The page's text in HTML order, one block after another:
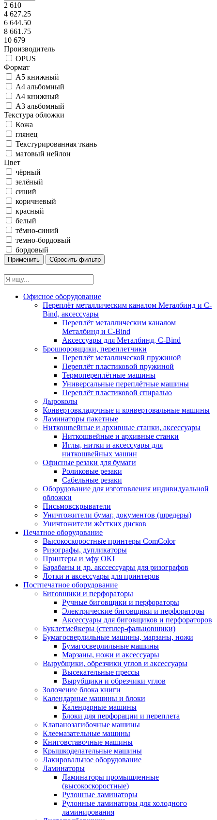
2 610
4 627.25
6 644.50
8 661.75
10 679
Производитель
OPUS
Формат
А5 книжный
А4 альбомный
А4 книжный
А3 альбомный
Текстура обложки
Кожа
глянец
Текстурированная ткань
матовый нейлон
Цвет
чёрный
зелёный
синий
коричневый
красный
белый
тёмно-синий
темно-бордовый
бордовый
Офисное оборудование
Переплёт металлическим каналом Металбинд и C-
Bind, аксессуары
Переплёт металлическим каналом
Металбинд и C-Bind
Аксессуары для Металбинд, C-Bind
Брошюровщики, переплетчики
Переплёт металлической пружиной
Переплёт пластиковой пружиной
Термопереплётные машины
Универсальные переплётные машины
Переплёт пластиковой спиралью
Дыроколы
Конвертовкладочные и конвертовальные машины
Ламинаторы пакетные
Ниткошвейные и архивные станки, аксессуары
Ниткошвейные и архивные станки
Иглы, нитки и аксессуары для
ниткошвейных машин
Офисные резаки для бумаги
Роликовые резаки
Сабельные резаки
Оборудование для изготовления индивидуальной
обложки
Письмовскрыватели
Уничтожители бумаг, документов (шредеры)
Уничтожители жёстких дисков
Печатное оборудование
Высокоскоростные принтеры ComColor
Ризографы, дупликаторы
Принтеры и мфу OKI
Барабаны и др. акссессуары для ризографов
Лотки и аксессуары для принтеров
Постпечатное оборудование
Биговщики и перфораторы
Ручные биговщики и перфораторы
Электрические биговщики и перфораторы
Аксессуары для биговщиков и перфораторов
Буклетмейкеры (степлер-фальцовщики)
Бумагосверлильные машины, марзаны, ножи
Бумагосверлильные машины
Марзаны, ножи и аксессуары
Вырубщики, обрезчики углов и аксессуары
Высекательные прессы
Вырубщики и обрезчики углов
Золочение блока книги
Календарные машины и блоки
Календарные машины
Блоки для перфорации и переплета
Клапанозагибочные машины
Клеемазательные машины
Книговставочные машины
Крышкоделательные машины
Лакировальное оборудование
Ламинаторы
Ламинаторы промышленные
(высокоскоростные)
Рулонные ламинаторы
Рулонные ламинаторы для холодного
ламинирования